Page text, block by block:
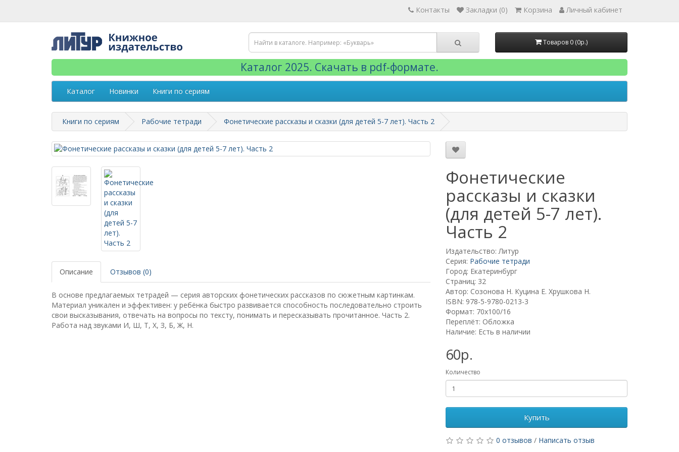
Контакты Закладки (0) Корзина Личный кабинет
Товаров 0 (0р.)
Каталог 2025. Скачать в pdf-формате.
Каталог Новинки Книги по сериям
Книги по сериям Рабочие тетради Фонетические рассказы и сказки (для детей 5-7 лет). Часть 2
Описание Отзывов (0)
В основе предлагаемых тетрадей — серия авторских фонетических рассказов по сюжетным картинкам.
Материал уникален и эффективен: у ребёнка быстро развивается способность последовательно строить
свои высказывания, отвечать на вопросы по тексту, понимать и пересказывать прочитанное. Часть 2.
Работа над звуками И, Ш, Т, Х, З, Б, Ж, Н.
Фонетические
рассказы и сказки
(для детей 5-7 лет).
Часть 2
Издательство: Литур
Серия: Рабочие тетради
Город: Екатеринбург
Страниц: 32
Автор: Созонова Н. Куцина Е. Хрушкова Н.
ISBN: 978-5-9780-0213-3
Формат: 70х100/16
Переплёт: Обложка
Наличие: Есть в наличии
60р.
Количество
Купить
0 отзывов / Написать отзыв